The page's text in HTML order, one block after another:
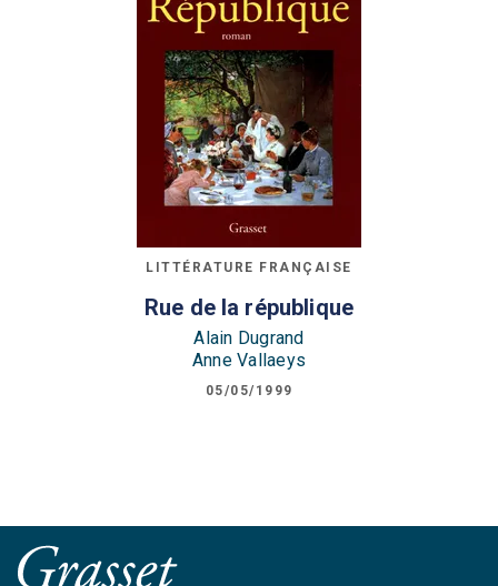
LITTÉRATURE FRANÇAISE
Rue de la république
Alain Dugrand
Anne Vallaeys
05/05/1999